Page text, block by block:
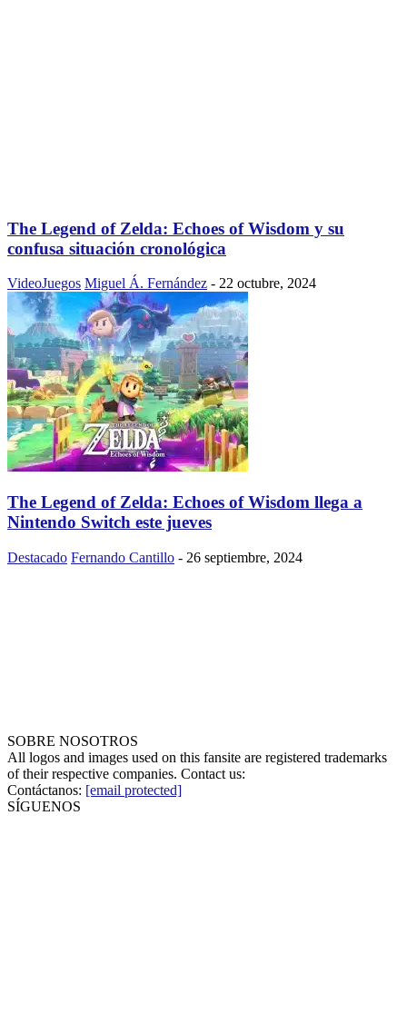
The Legend of Zelda: Echoes of Wisdom y su
confusa situación cronológica
VideoJuegos Miguel Á. Fernández - 22 octubre, 2024
The Legend of Zelda: Echoes of Wisdom llega a
Nintendo Switch este jueves
Destacado Fernando Cantillo - 26 septiembre, 2024
SOBRE NOSOTROS
All logos and images used on this fansite are registered trademarks
of their respective companies. Contact us:
Contáctanos: [email protected]
SÍGUENOS